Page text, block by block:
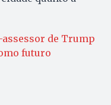
de Trump
futuro